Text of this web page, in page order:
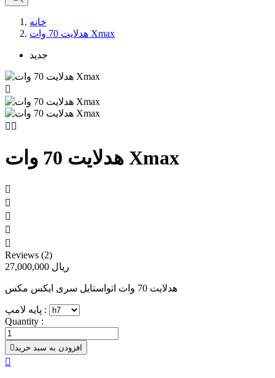
خانه
هدلایت 70 وات Xmax
جدید

 
هدلایت 70 وات Xmax





Reviews (2)
27,000,000 ریال
هدلایت 70 وات اتواستایل سری ایکس مکس
پایه لامپ :
Quantity :
افزودن به سبد خرید
